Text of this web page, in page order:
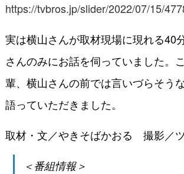
https://tvbros.jp/slider/2022/07/15/
実は横山さんが取材現場に現れる40
さんのみにお話を伺っていました。
輩、横山さんの前では言いづらそう
語っていただきました。
取材・文／やきそばかおる 撮影／
＜番組情報＞